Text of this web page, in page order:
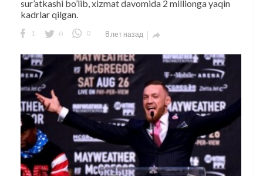
sur’atkashi bo’lib, xizmat davomida 2 millionga yaqin
kadrlar qilgan.
1 0 0 8 лет назад 